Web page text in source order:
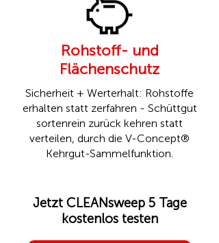
Rohstoff- und
Flächenschutz
Sicherheit + Werterhalt: Rohstoffe
erhalten statt zerfahren - Schüttgut
sortenrein zurück kehren statt
verteilen, durch die V-Concept®
Kehrgut-Sammelfunktion.
Jetzt CLEANsweep 5 Tage
kostenlos testen